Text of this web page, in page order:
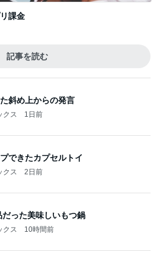
課金
記事を読む
斜め上からの発言
クス 1日前
できたカプセルトイ
クス 2日前
った美味しいもつ鍋
クス 10時間前